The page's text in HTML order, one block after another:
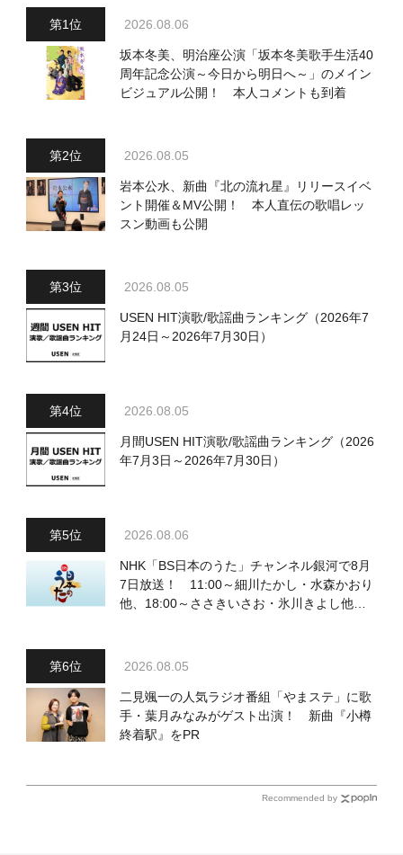
2026.08.06
坂本冬美、明治座公演「坂本冬美歌手生活40
周年記念公演～今日から明日へ～」のメイン
ビジュアル公開！ 本人コメントも到着
2026.08.05
岩本公水、新曲『北の流れ星』リリースイベ
ント開催＆MV公開！ 本人直伝の歌唱レッ
スン動画も公開
2026.08.05
USEN HIT演歌/歌謡曲ランキング（2026年7
月24日～2026年7月30日）
2026.08.05
月間USEN HIT演歌/歌謡曲ランキング（2026
年7月3日～2026年7月30日）
2026.08.06
NHK「BS日本のうた」チャンネル銀河で8月
7日放送！ 11:00～細川たかし・水森かおり
他、18:00～ささきいさお・氷川きよし他登
2026.08.05
二見颯一の人気ラジオ番組「やまステ」に歌
手・葉月みなみがゲスト出演！ 新曲『小樽
終着駅』をPR
Recommended by